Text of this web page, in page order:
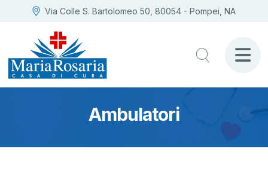
Via Colle S. Bartolomeo 50, 80054 - Pompei, NA
Ambulatori